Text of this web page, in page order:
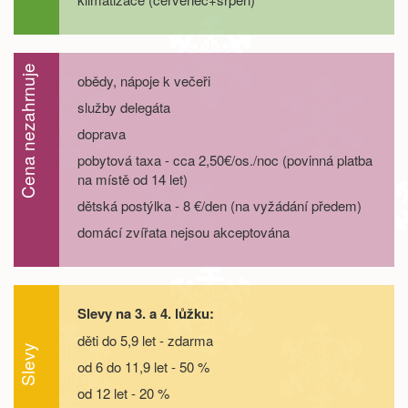
září 2026
05.09. - 08.09.26
05.09. - 09.09.26 5 dní
05.09. - 10.09.26 6 dní 9 300 Kč objednej
05.09. - 12.09.26 8 dní 13 000 Kč objednej
12.09. - 17.09.26 6 dní 9 300 Kč
12.09. - 19.09.26 8 dní
Cena nezahrnuje
obědy, nápoje k večeři
služby delegáta
doprava
pobytová taxa - cca 2,50€/os./noc (povinná platba
na místě od 14 let)
dětská postýlka - 8 €/den (na vyžádání předem)
domácí zvířata nejsou akceptována
Slevy
Slevy na 3. a 4. lůžku:
děti do 5,9 let - zdarma
od 6 do 11,9 let - 50 %
od 12 let - 20 %